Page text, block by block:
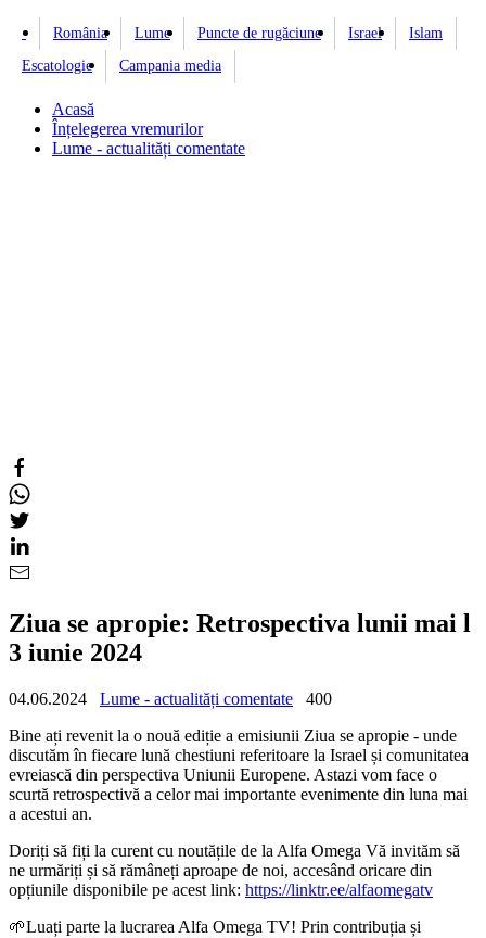
România Lume Puncte de rugăciune Israel
Islam
Escatologie
Campania media
Acasă
Înțelegerea vremurilor
Lume - actualități comentate
Ziua se apropie: Retrospectiva lunii mai l
3 iunie 2024
04.06.2024 Lume - actualități comentate
400
Bine ați revenit la o nouă ediție a emisiunii Ziua se apropie - unde
discutăm în fiecare lună chestiuni referitoare la Israel și comunitatea
evreiască din perspectiva Uniunii Europene. Astazi vom face o
scurtă retrospectivă a celor mai importante evenimente din luna mai
a acestui an.
Doriți să fiți la curent cu noutățile de la Alfa Omega Vă invităm să
ne urmăriți și să rămâneți aproape de noi, accesând oricare din
opțiunile disponibile pe acest link: https://linktr.ee/alfaomegatv
🌱Luați parte la lucrarea Alfa Omega TV! Prin contribuția și